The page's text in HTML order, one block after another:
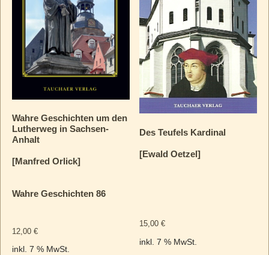
Wahre Geschichten um den
Lutherweg in Sachsen-
Anhalt
[Manfred Orlick]
Wahre Geschichten 86
12,00 €
inkl. 7 % MwSt.
Des Teufels Kardinal
[Ewald Oetzel]
15,00€
inkl. 7 % MwSt.